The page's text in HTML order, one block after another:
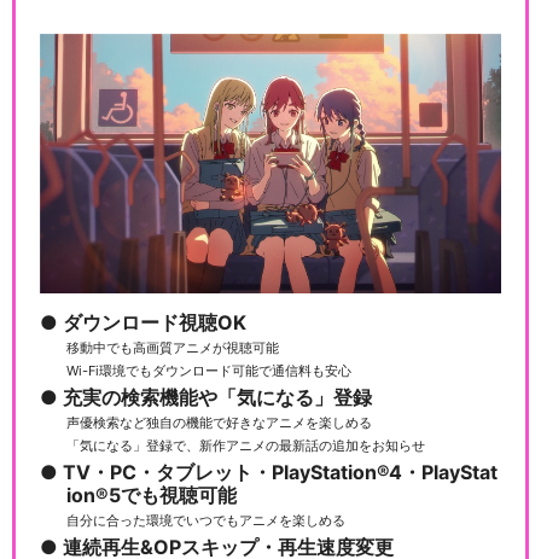
ダウンロード視聴OK
移動中でも高画質アニメが視聴可能
Wi-Fi環境でもダウンロード可能で通信料も安心
充実の検索機能や「気になる」登録
声優検索など独自の機能で好きなアニメを楽しめる
「気になる」登録で、新作アニメの最新話の追加をお知らせ
TV・PC・タブレット・PlayStation®4・PlayStat
ion®5でも視聴可能
自分に合った環境でいつでもアニメを楽しめる
連続再生&OPスキップ・再生速度変更